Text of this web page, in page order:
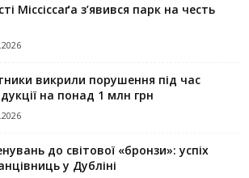
Міссіссаґа з’явився парк на честь
викрили порушення під час
на понад 1 млн грн
до світової «бронзи»: успіх
у Дубліні